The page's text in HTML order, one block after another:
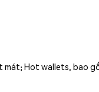
mát; Hot wallets, bao